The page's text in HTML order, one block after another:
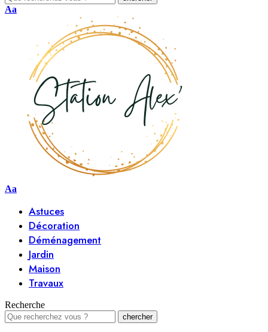
Aa
Aa
Astuces
Décoration
Déménagement
Jardin
Maison
Travaux
Recherche